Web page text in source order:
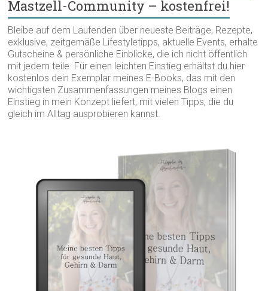
Mastzell-Community – kostenfrei!
Bleibe auf dem Laufenden über neueste Beiträge, Rezepte,
exklusive, zeitgemäße Lifestyletipps, aktuelle Events, erhalte
Gutscheine & persönliche Einblicke, die ich nicht öffentlich
mit jedem teile. Für einen leichten Einstieg erhältst du hier
kostenlos dein Exemplar meines E-Books, das mit den
wichtigsten Zusammenfassungen meines Blogs einen
Einstieg in mein Konzept liefert, mit vielen Tipps, die du
gleich im Alltag ausprobieren kannst.